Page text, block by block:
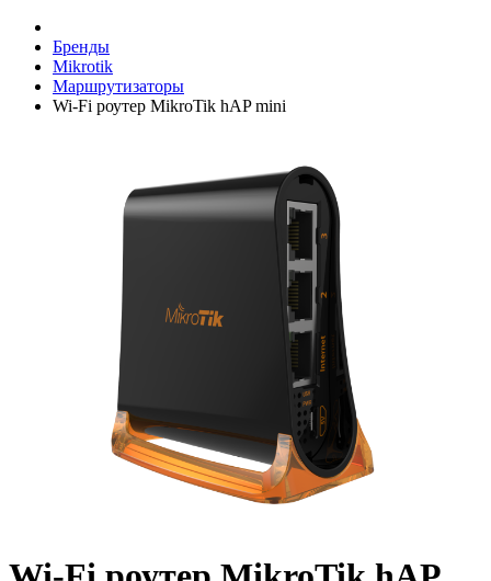
Бренды
Mikrotik
Маршрутизаторы
Wi-Fi роутер MikroTik hAP mini